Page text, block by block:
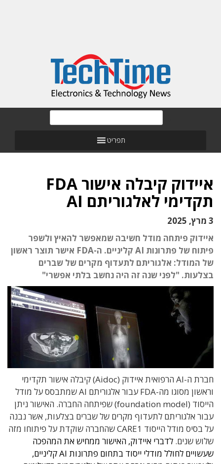
תפריט
איידוק קיבלה אישור FDA
תקדימי לאלגוריתם AI
3 מרץ, 2025
איידוק פיתחה מודל חשיבה שמאפשר להאיץ ולשפר
פיתוח של פתרונות AI קליניים. ה-FDA אישר תוצר ראשון
של המודל: אלגוריתם לתעדוף מקרים של שברים
בצלעות. "לפני שנה זה היה נחשב בלתי אפשרי"
חברת ה-AI הרפואית איידוק (Aidoc) קיבלה אישור תקדימי
וראשון מסוגו מה-FDA עבור אלגוריתם AI שמתבסס על מודל
הייסוד (foundation model) שפיתחה החברה. האישור ניתן
עבור אלגוריתם לתעדוף מקרים של שברים בצלעות, אשר נבנה
על בסיס מודל הייסוד CARE1 שהחברה שוקדת על פיתוחו מזה
שלוש שנים. לדברי איידוק, האישור ממחיש את המהפכה
שעשויים לחולל מודלי ייסוד בתחום פתרונות AI קליניים,